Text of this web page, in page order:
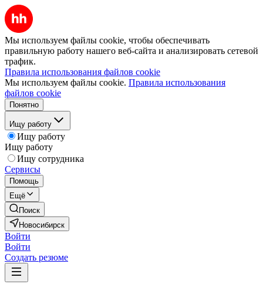
Мы используем файлы cookie, чтобы обеспечивать
правильную работу нашего веб-сайта и анализировать сетевой
трафик.
Правила использования файлов cookie
Мы используем файлы cookie. Правила использования
файлов cookie
Понятно
Ищу работу
Ищу работу
Ищу работу
Ищу сотрудника
Сервисы
Помощь
Ещё
Поиск
Новосибирск
Войти
Войти
Создать резюме